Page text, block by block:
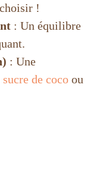
!
: Un équilibre
: Une
sucre de coco ou